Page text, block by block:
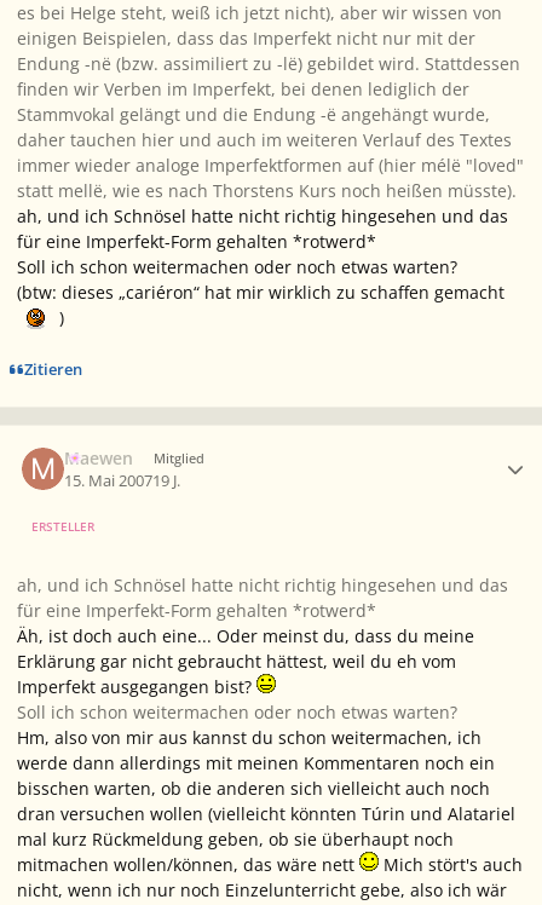
es bei Helge steht, weiß ich jetzt nicht), aber wir wissen von
einigen Beispielen, dass das Imperfekt nicht nur mit der
Endung -në (bzw. assimiliert zu -lë) gebildet wird. Stattdessen
finden wir Verben im Imperfekt, bei denen lediglich der
Stammvokal gelängt und die Endung -ë angehängt wurde,
daher tauchen hier und auch im weiteren Verlauf des Textes
immer wieder analoge Imperfektformen auf (hier mélë "loved"
statt mellë, wie es nach Thorstens Kurs noch heißen müsste).
ah, und ich Schnösel hatte nicht richtig hingesehen und das
für eine Imperfekt-Form gehalten *rotwerd*
Soll ich schon weitermachen oder noch etwas warten?
(btw: dieses „cariéron“ hat mir wirklich zu schaffen gemacht
)
Zitieren
Maewen Mitglied
15. Mai 200719 J.
ERSTELLER
ah, und ich Schnösel hatte nicht richtig hingesehen und das
für eine Imperfekt-Form gehalten *rotwerd*
Äh, ist doch auch eine... Oder meinst du, dass du meine
Erklärung gar nicht gebraucht hättest, weil du eh vom
Imperfekt ausgegangen bist?
Soll ich schon weitermachen oder noch etwas warten?
Hm, also von mir aus kannst du schon weitermachen, ich
werde dann allerdings mit meinen Kommentaren noch ein
bisschen warten, ob die anderen sich vielleicht auch noch
dran versuchen wollen (vielleicht könnten Túrin und Alatariel
mal kurz Rückmeldung geben, ob sie überhaupt noch
mitmachen wollen/können, das wäre nett
Mich stört's auch
nicht, wenn ich nur noch Einzelunterricht gebe, also ich wär